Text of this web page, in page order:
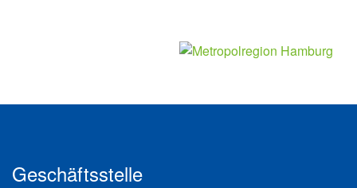
Geschäftsstelle